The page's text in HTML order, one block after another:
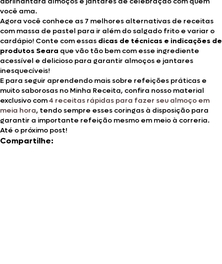
você ama.
Agora você conhece as 7 melhores alternativas de receitas
com massa de pastel para ir além do salgado frito e variar o
cardápio! Conte com essas dicas de técnicas e indicações de
produtos Seara que vão tão bem com esse ingrediente
acessível e delicioso para garantir almoços e jantares
inesquecíveis!
E para seguir aprendendo mais sobre refeições práticas e
muito saborosas no Minha Receita, confira nosso material
exclusivo com4 receitas rápidas para fazer seu almoço em
meia hora, tendo sempre esses coringas à disposição para
garantir a importante refeição mesmo em meio à correria.
Até o próximo post!
Compartilhe: